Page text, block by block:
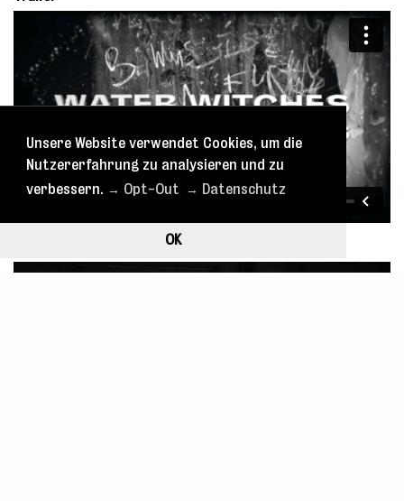
Unsere Website verwendet Cookies, um die
Nutzererfahrung zu analysieren und zu
verbessern. → Opt-Out → Datenschutz
OK